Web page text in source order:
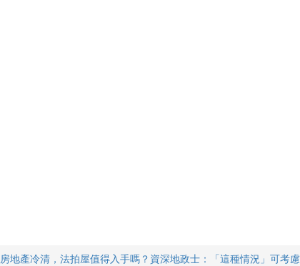
房地產冷清，法拍屋值得入手嗎？資深地政士：「這種情況」可考慮